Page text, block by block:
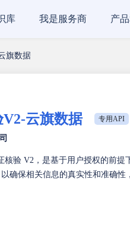
库 我是服务商 产
旗数据
云旗数据 专用API
核验 V2，是基于用户授权的前提
确保相关信息的真实性和准确性